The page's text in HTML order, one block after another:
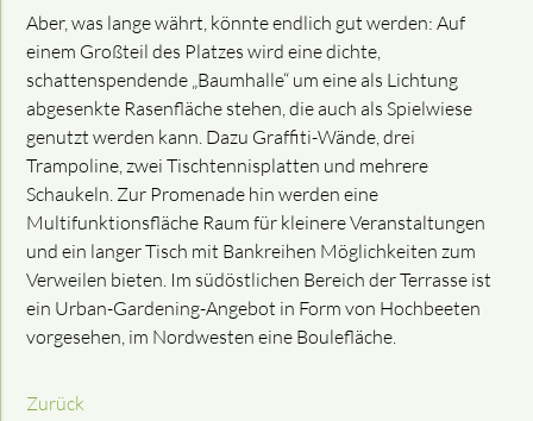
Aber, was lange währt, könnte endlich gut werden: Auf
einem Großteil des Platzes wird eine dichte,
schattenspendende „Baumhalle“ um eine als Lichtung
abgesenkte Rasenfläche stehen, die auch als Spielwiese
genutzt werden kann. Dazu Graffiti-Wände, drei
Trampoline, zwei Tischtennisplatten und mehrere
Schaukeln. Zur Promenade hin werden eine
Multifunktionsfläche Raum für kleinere Veranstaltungen
und ein langer Tisch mit Bankreihen Möglichkeiten zum
Verweilen bieten. Im südöstlichen Bereich der Terrasse ist
ein Urban-Gardening-Angebot in Form von Hochbeeten
vorgesehen, im Nordwesten eine Boulefläche.
Zurück